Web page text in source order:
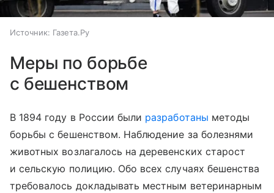
Источник: Газета.Ру
Меры по борьбе
с бешенством
В 1894 году в России были разработаны методы
борьбы с бешенством. Наблюдение за болезнями
животных возлагалось на деревенских старост
и сельскую полицию. Обо всех случаях бешенства
требовалось докладывать местным ветеринарным